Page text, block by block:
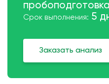
Срок выполнения: 5
Заказать анализ